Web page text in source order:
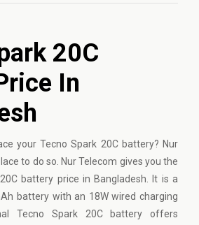
20C
In
your Tecno Spark 20C battery? Nur
to do so. Nur Telecom gives you the
battery price in Bangladesh. It is a
battery with an 18W wired charging
Tecno Spark 20C battery offers